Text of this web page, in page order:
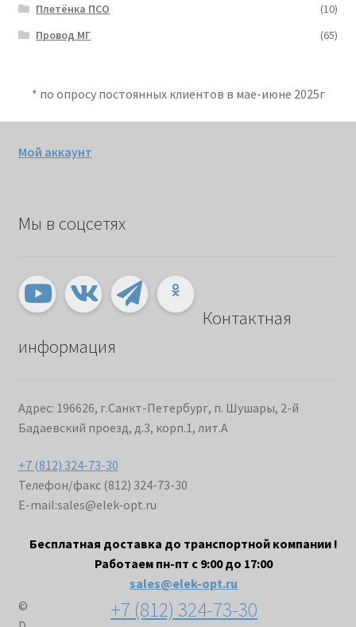
Плетёнка ПСО
(10)
Провод МГ
(65)
* по опросу постоянных клиентов в мае-июне 2025г
Мой аккаунт
Мы в соцсетях
Контактная
информация
Адрес: 196626, г.Санкт-Петербург, п. Шушары, 2-й
Бадаевский проезд, д.3, корп.1, лит.А
+7 (812) 324-73-30
Телефон/факс (812) 324-73-30
E-mail:sales@elek-opt.ru
Бесплатная доставка до транспортной компании !
Работаем пн-пт с 9:00 до 17:00
sales@elek-opt.ru
+7 (812) 324-73-30
©